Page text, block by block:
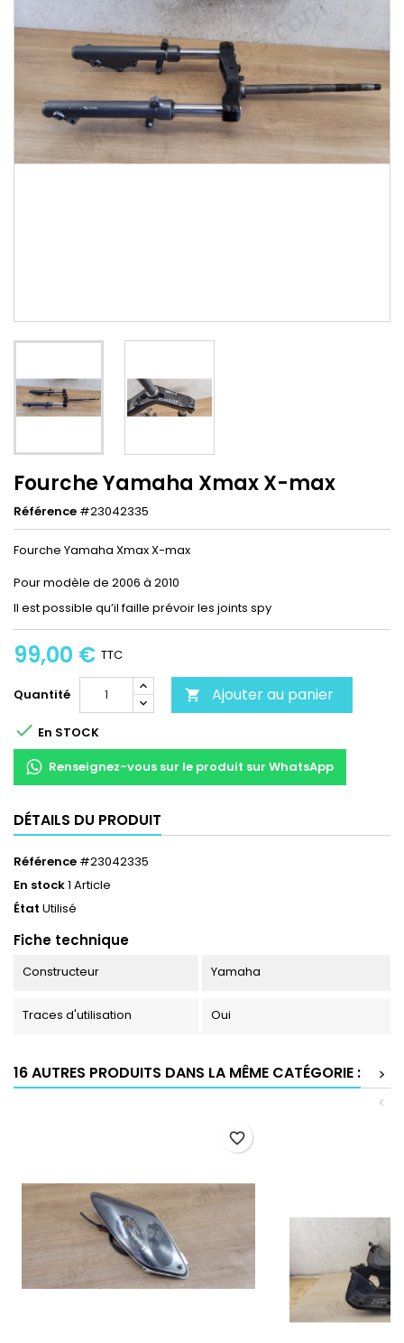
Fourche Yamaha Xmax X-max
Référence #23042335
Fourche Yamaha Xmax X-max
Pour modèle de 2006 à 2010
Il est possible qu’il faille prévoir les joints spy
99,00 € TTC
Quantité  Ajouter au panier
 En STOCK
Renseignez-vous sur le produit sur WhatsApp
DÉTAILS DU PRODUIT
Référence #23042335
En stock1 Article
État Utilisé
Fiche technique
Constructeur Yamaha
Traces d'utilisation Oui
16 AUTRES PRODUITS DANS LA MÊME CATÉGORIE :
>
<
favorite_border